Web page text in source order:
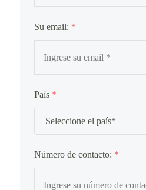
Su email: *
País *
Número de contacto: *